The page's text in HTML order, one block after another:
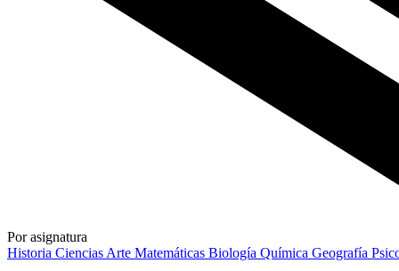
Por asignatura
Historia Ciencias Arte Matemáticas Biología Química Geografía